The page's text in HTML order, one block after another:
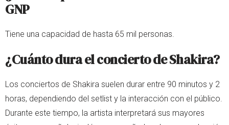
GNP
Tiene una capacidad de hasta 65 mil personas.
¿Cuánto dura el concierto de Shakira?
Los conciertos de Shakira suelen durar entre 90 minutos y 2
horas, dependiendo del setlist y la interacción con el público.
Durante este tiempo, la artista interpretará sus mayores